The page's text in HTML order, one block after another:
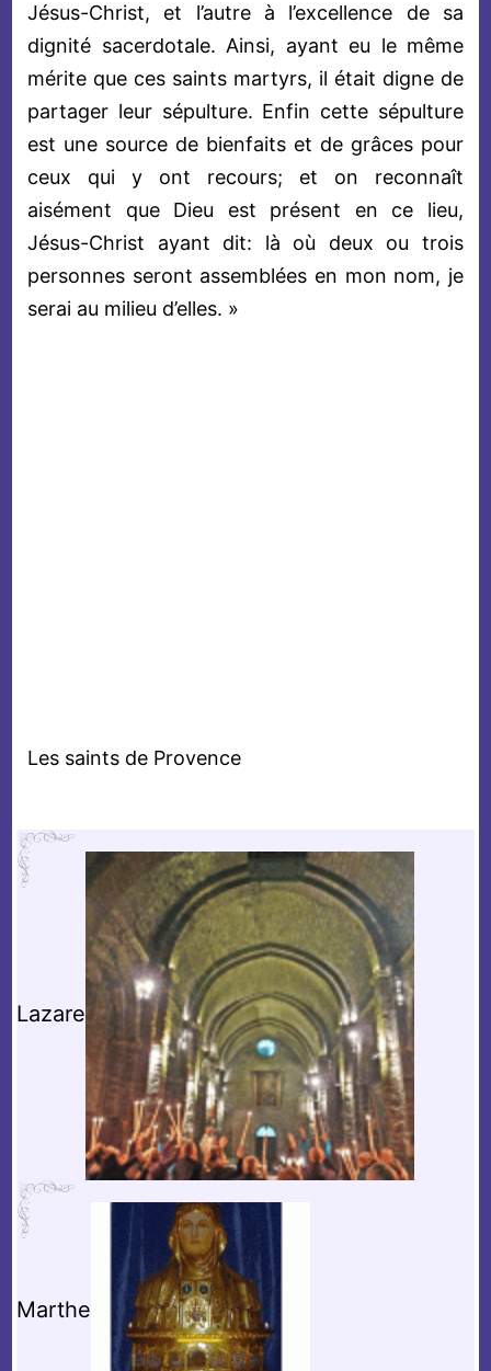
Jésus-Christ, et l’autre à l’excellence de sa
dignité sacerdotale. Ainsi, ayant eu le même
mérite que ces saints martyrs, il était digne de
partager leur sépulture. Enfin cette sépulture
est une source de bienfaits et de grâces pour
ceux qui y ont recours; et on reconnaît
aisément que Dieu est présent en ce lieu,
Jésus-Christ ayant dit: là où deux ou trois
personnes seront assemblées en mon nom, je
serai au milieu d’elles. »
Les saints de Provence
Lazare
Marthe